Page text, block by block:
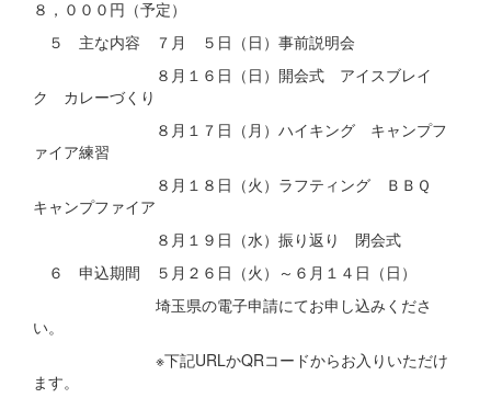
８，０００円（予定）
５ 主な内容 ７月 ５日（日）事前説明会
８月１６日（日）開会式 アイスブレイ
ク カレーづくり
８月１７日（月）ハイキング キャンプフ
ァイア練習
８月１８日（火）ラフティング ＢＢＱ
キャンプファイア
８月１９日（水）振り返り 閉会式
６ 申込期間 ５月２６日（火）～６月１４日（日）
埼玉県の電子申請にてお申し込みくださ
い。
※下記URLかQRコードからお入りいただけ
ます。